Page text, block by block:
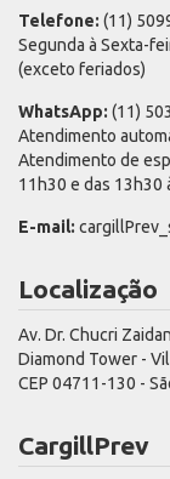
Telefone: (11)
Segunda à Sexta-
(exceto feriados)
WhatsApp: (11)
Atendimento
Atendimento de
11h30 e das 13h30
E-mail:
Localização
Av. Dr. Chucri
Diamond Tower -
CEP 04711-130 -
CargillPrev